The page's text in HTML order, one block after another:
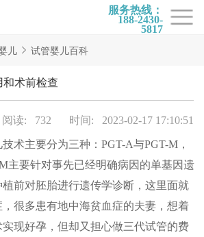
服务热线：
188-2430-
5817
儿 试管婴儿百科
和术前检查
阅读: 732 时间: 2023-02-17 17:10:51
主要分为三种：PGT-A与PGT-M，
主要针对事先已经明确病因的单基因遗
前对胚胎进行遗传学诊断，这里面就
很多患有地中海贫血症的夫妻，想着
现好孕，但却又担心做三代试管的费